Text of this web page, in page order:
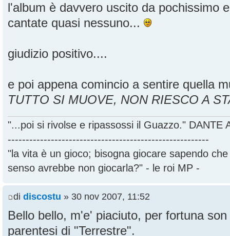
l'album è davvero uscito da pochissimo
cantate quasi nessuno...
giudizio positivo....
e poi appena comincio a sentire quella
TUTTO SI MUOVE, NON RIESCO A
"...poi si rivolse e ripassossi il Guazzo." DANTE
--------------------------------------------------------
"la vita è un gioco; bisogna giocare sapendo
senso avrebbe non giocarla?" - le roi MP -
di discostu » 30 nov 2007, 11:52
Bello bello, m'e' piaciuto, per fortuna
parentesi di "Terrestre".